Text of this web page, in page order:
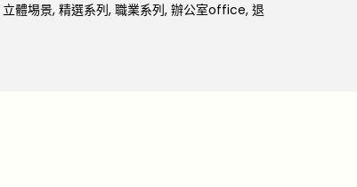
立體埸景, 精選系列, 職業系列, 辦公室office, 退